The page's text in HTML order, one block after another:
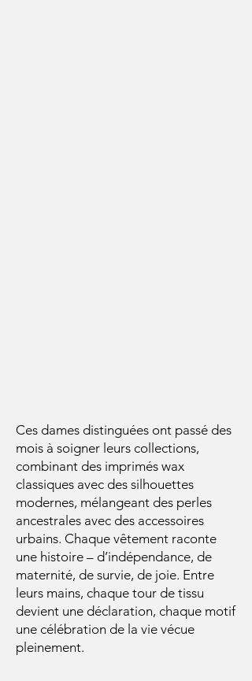
​Ces dames distinguées ont passé des
mois à soigner leurs collections,
combinant des imprimés wax
classiques avec des silhouettes
modernes, mélangeant des perles
ancestrales avec des accessoires
urbains. Chaque vêtement raconte
une histoire – d’indépendance, de
maternité, de survie, de joie. Entre
leurs mains, chaque tour de tissu
devient une déclaration, chaque motif
une célébration de la vie vécue
pleinement.